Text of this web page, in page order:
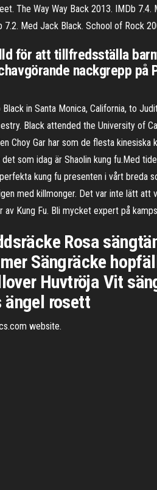
The Way Way Back 2013. IMDb
Med Jack Black. School of Rock
för att tillfredsställa
nackgrepp
in Santa Monica, California, to
Black attended the University of
Choy Gar har som de flesta
som idag är Shaolin kung fu.Med
kung fu presenten i vårt breda
med killmonger. Det var inte lätt att
av Kung Fu. Bli mycket expert på
Rosa
Sängräcke
Huvtröja Vit
rosett
website.